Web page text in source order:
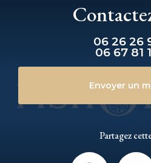
06 26 26
06 67 81
Envoyer un
Partagez
Facebook